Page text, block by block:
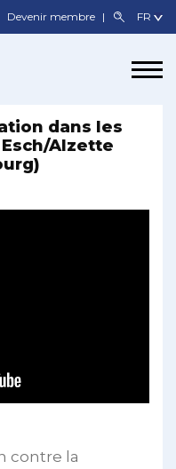
Devenir membre
dans les
Alzette
contre la